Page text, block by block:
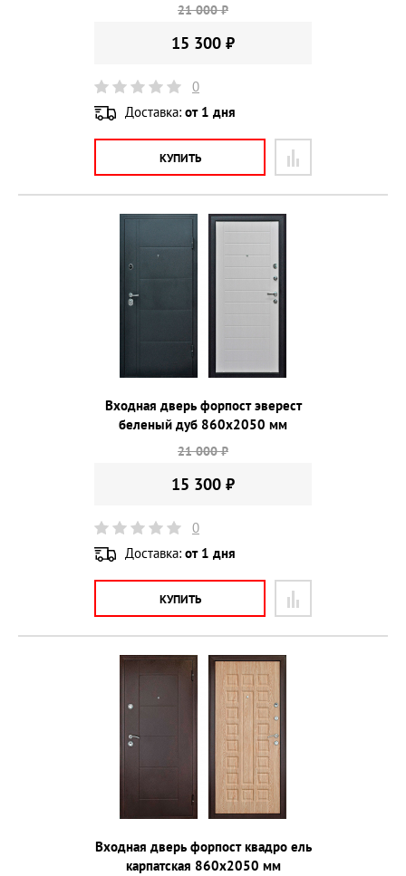
21 000 ₽
15 300 ₽
0
Доставка: от 1 дня
КУПИТЬ
Входная дверь форпост эверест
беленый дуб 860х2050 мм
21 000 ₽
15 300 ₽
0
Доставка: от 1 дня
КУПИТЬ
Входная дверь форпост квадро ель
карпатская 860х2050 мм